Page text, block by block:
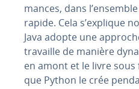
mances, dans
rapide. Cela s’explique
Java adopte une
travaille de manière
en amont et le livre
que Python le crée